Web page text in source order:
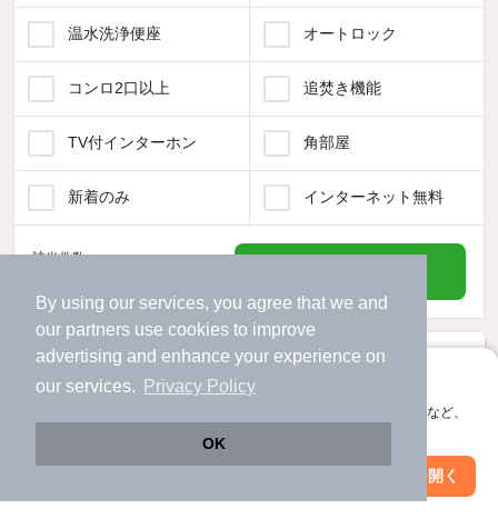
By using our services, you agree that we and
our partners use cookies to improve
advertising and enhance your experience on
our services.
Privacy Policy
OK
アプリに切り替えて、サクサクお部屋探し
会員登録なしですぐ使える。マップ検索やお気に入り保存など、
アプリを開く
温水洗浄便座 オートロック
コンロ2口以上 追焚き機能
TV付インターホン 角部屋
新着のみ インターネット無料
該当件数:
絞り込み条件を変更